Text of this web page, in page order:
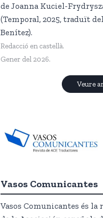
de Joanna Kuciel-
(Temporal, 2025, traduït
Benítez).
Redacció en castellà.
Gener del 2026.
Veure
Vasos Comunicantes
Vasos Comunicantes és la